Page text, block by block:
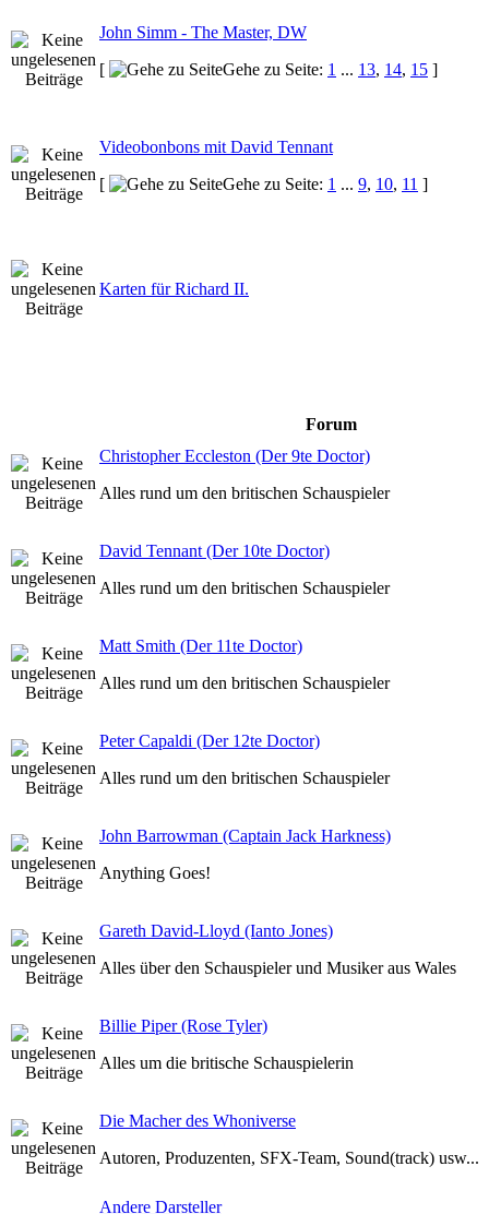
John Simm - The Master, DW
[
Gehe zu Seite: 1 ... 13, 14, 15 ]
Videobonbons mit David Tennant
[
Gehe zu Seite: 1 ... 9, 10, 11 ]
Karten für Richard II.
Forum
Christopher Eccleston (Der 9te Doctor)
Alles rund um den britischen Schauspieler
David Tennant (Der 10te Doctor)
Alles rund um den britischen Schauspieler
Matt Smith (Der 11te Doctor)
Alles rund um den britischen Schauspieler
Peter Capaldi (Der 12te Doctor)
Alles rund um den britischen Schauspieler
John Barrowman (Captain Jack Harkness)
Anything Goes!
Gareth David-Lloyd (Ianto Jones)
Alles über den Schauspieler und Musiker aus Wales
Billie Piper (Rose Tyler)
Alles um die britische Schauspielerin
Die Macher des Whoniverse
Autoren, Produzenten, SFX-Team, Sound(track) usw...
Andere Darsteller